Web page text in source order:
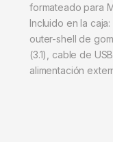
formateado para
Incluido en la
outer-shell de
(3.1), cable de
alimentación